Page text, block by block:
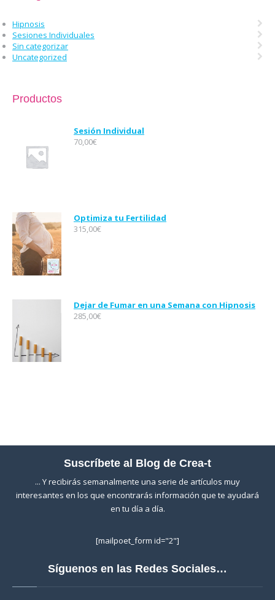
Hipnosis
Sesiones Individuales
Sin categorizar
Uncategorized
Productos
Sesión Individual
70,00€
Optimiza tu Fertilidad
315,00€
Dejar de Fumar en una Semana con Hipnosis
285,00€
Suscríbete al Blog de Crea-t
... Y recibirás semanalmente una serie de artículos muy
interesantes en los que encontrarás información que te ayudará
en tu día a día.
[mailpoet_form id="2"]
Síguenos en las Redes Sociales…